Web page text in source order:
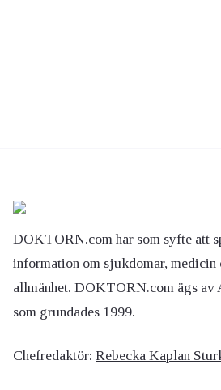
DOKTORN.com har som syfte att
information om sjukdomar, medicin
allmänhet. DOKTORN.com ägs
som grundades 1999.
Chefredaktör: Rebecka Kaplan